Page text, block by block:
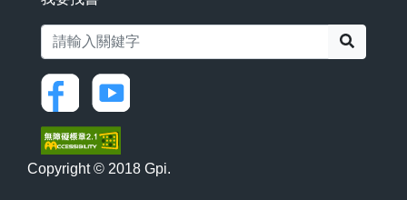
Copyright © 2018 Gpi.